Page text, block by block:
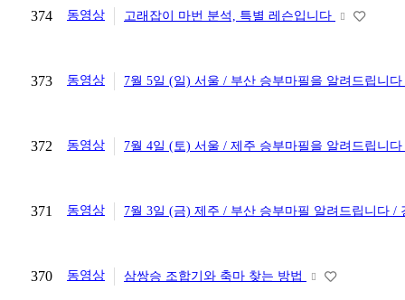
374 동영상 고래잡이 마번 분석, 특별 레슨입니다
373 동영상 7월 5일 (일) 서울 / 부산 승부마필을 알려드립니
372 동영상 7월 4일 (토) 서울 / 제주 승부마필을 알려드립니
371 동영상 7월 3일 (금) 제주 / 부산 승부마필 알려드립니다
370 동영상 삼쌍승 조합기와 축마 찾는 방법